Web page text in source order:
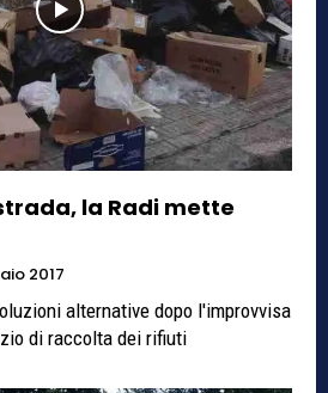
la Radi mette
2017
alternative dopo l'improvvisa
di raccolta dei rifiuti